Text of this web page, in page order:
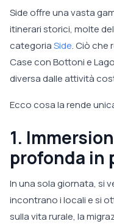
Side offre una vasta
itinerari storici, molte
categoriaSide. Ciò che
Case con Bottoni e
diversa dalle attività
Ecco cosa la rende
1.
profonda in
In una sola giornata, si
incontrano i locali e si
sulla vita rurale, la